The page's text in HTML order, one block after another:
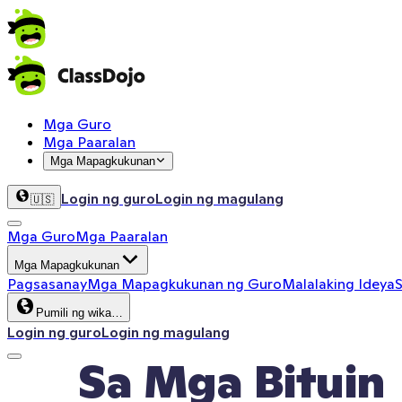
Mga Guro
Mga Paaralan
Mga Mapagkukunan
🇺🇸 Login ng guroLogin ng magulang
Mga GuroMga Paaralan
Mga Mapagkukunan
PagsasanayMga Mapagkukunan ng GuroMalalaking Ideya
Pumili ng wika…
Login ng guroLogin ng magulang
Sa Mga Bituin